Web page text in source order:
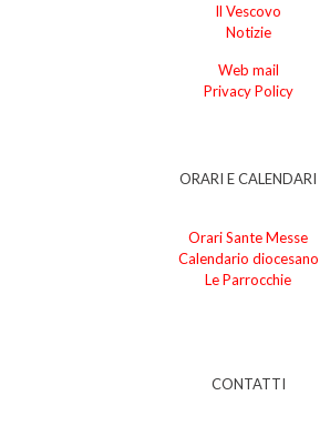
Il Vescovo
Notizie
Web mail
Privacy Policy
ORARI E CALENDARI
Orari Sante Messe
Calendario diocesano
Le Parrocchie
CONTATTI